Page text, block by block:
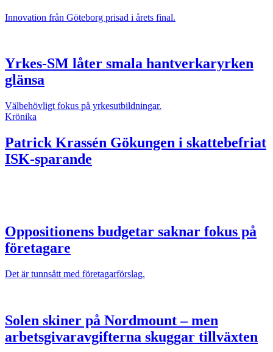
Innovation från Göteborg prisad i årets final.
Yrkes-SM låter smala hantverkaryrken
glänsa
Välbehövligt fokus på yrkesutbildningar.
Krönika
Patrick Krassén Gökungen i skattebefriat
ISK-sparande
Oppositionens budgetar saknar fokus på
företagare
Det är tunnsått med företagarförslag.
Solen skiner på Nordmount – men
arbetsgivaravgifterna skuggar tillväxten